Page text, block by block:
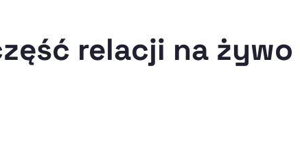
relacji na